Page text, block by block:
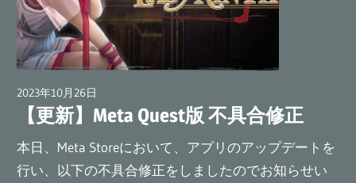
ー
ム
『Last
公
式
ブ
ロ
2023年10月26日
【更新】Meta Quest版 不具合修正
本日、Meta Storeにおいて、アプリのアップデートを
行い、以下の不具合修正をしましたのでお知らせい